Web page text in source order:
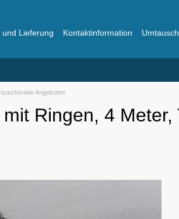
und Lieferung Kontaktinformation
Angelruten
Ringen, 4